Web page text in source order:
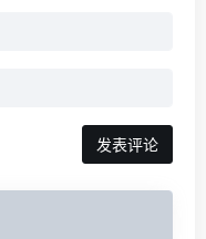
发表评论